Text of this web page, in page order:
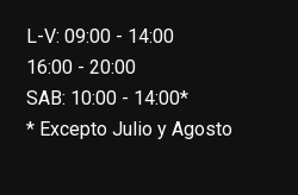
L-V: 09:00 - 14:00
16:00 - 20:00
SAB: 10:00 - 14:00*
* Excepto Julio y Agosto